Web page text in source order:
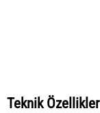
Teknik Özellikler